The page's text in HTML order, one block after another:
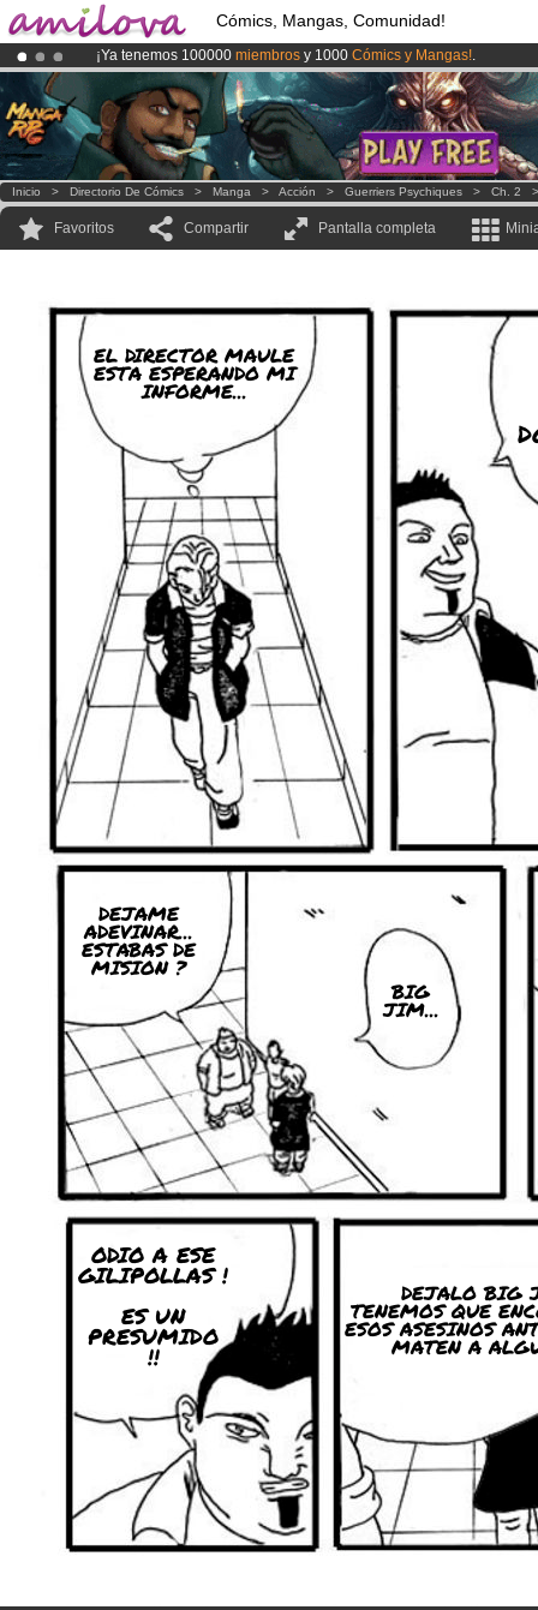
Cómics, Mangas, Comunidad!
¡Ya tenemos 100000 miembros y 1000 Cómics y Mangas!.
¡Conviertete en Premium por3.95 eurosal mes!Hazte Premium ya
El Kickstarter Amilova está desormado lanzado!.
Inicio > Directorio De Cómics > Manga > Acción > Guerriers Psychiques > Ch. 2
Favoritos Compartir Pantalla completa
EL DIRECTOR MAULE
ESTA ESPERANDO MI
INFORME...
DEJAME
ADEVINAR...
ESTABAS DE
MISION ?
BIG
JIM...
ODIO A ESE
GILIPOLLAS !
ES UN
PRESUMIDO
!!
DEJALO BIG
TENEMOS QUE
ESOS ASESINOS
MATEN A